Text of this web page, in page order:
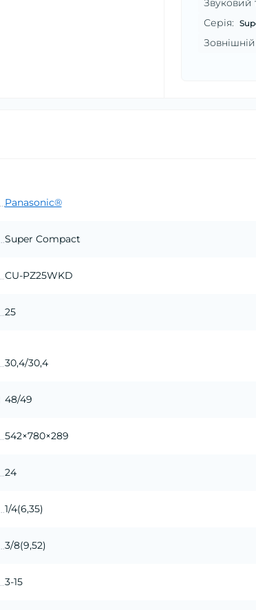
Серія:
Panasonic®
Super Compact
CU-PZ25WKD
25
30,4/30,4
48/49
542×780×289
24
1/4(6,35)
3/8(9,52)
3-15